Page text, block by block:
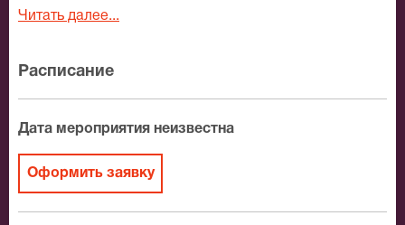
Монголии, Бурятии, Южной Сибири, эти исполнители и
передающие чувства, настроение, мировоззрение
целых народов. Не случайно выступления ансамбля
так популярны. Соединение этнотрадиций и
фольклорных инструментов с электронным
звучанием, манеры традиционного горлового пения с
самыми современными вокальными техниками –
Читать далее...
Расписание
Дата мероприятия неизвестна
Оформить заявку